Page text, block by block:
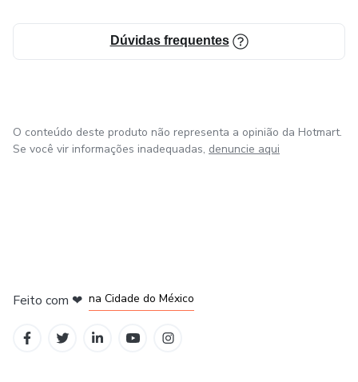
Dúvidas frequentes
O conteúdo deste produto não representa a opinião da Hotmart.
Se você vir informações inadequadas, denuncie aqui
Feito com ❤ na Cidade do México